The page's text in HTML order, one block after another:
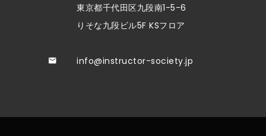
東京都千代田区九段南1-5-6
りそな九段ビル5F KSフロア
info@instructor-society.jp